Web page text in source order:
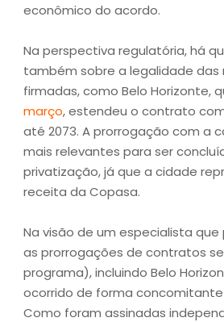
econômico do acordo.
Na perspectiva regulatória, há
também sobre a legalidade das
firmadas, como Belo Horizonte,
março, estendeu o contrato
até 2073. A prorrogação com a
mais relevantes para ser
privatização, já que a cidade
receita da Copasa.
Na visão de um especialista
as prorrogações de contratos
programa), incluindo Belo
ocorrido de forma
Como foram assinadas